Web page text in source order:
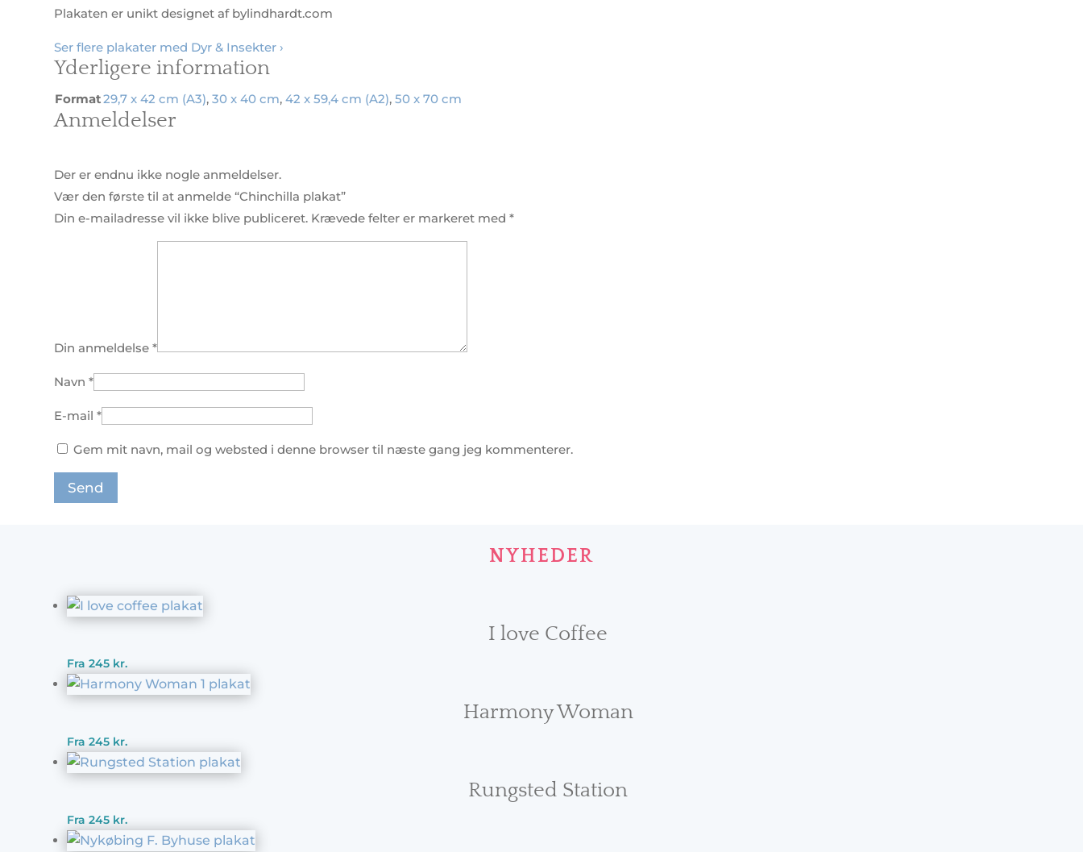
Plakaten er unikt designet af bylindhardt.com
Ser flere plakater med Dyr & Insekter ›
Yderligere information
Format29,7 x 42 cm (A3),30 x 40 cm,42 x 59,4 cm (A2),50 x 70 cm
Anmeldelser
Der er endnu ikke nogle anmeldelser.
Vær den første til at anmelde “Chinchilla plakat”
Din e-mailadresse vil ikke blive publiceret. Krævede felter er markeret med*
Din anmeldelse*
Navn*
E-mail*
Gem mit navn, mail og websted i denne browser til næste gang jeg kommenterer.
NYHEDER
I love Coffee
Fra245 kr.
Harmony Woman
Fra245 kr.
Rungsted Station
Fra245 kr.